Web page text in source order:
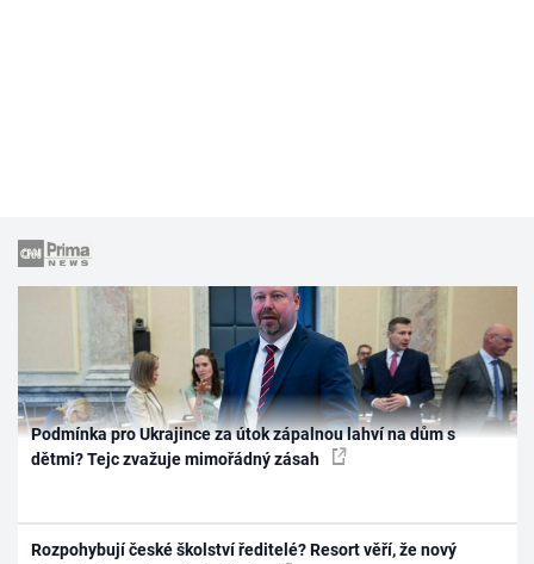
Podmínka pro Ukrajince za útok zápalnou lahví na dům s
dětmi? Tejc zvažuje mimořádný zásah
Rozpohybují české školství ředitelé? Resort věří, že nový